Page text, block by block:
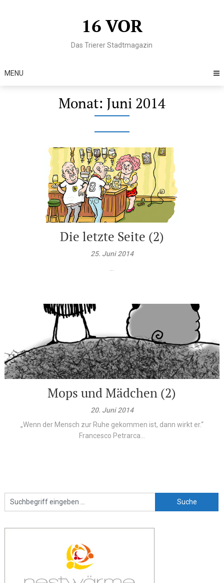
16 VOR
Das Trierer Stadtmagazin
MENU
Monat: Juni 2014
Die letzte Seite (2)
25. Juni 2014
Mops und Mädchen (2)
20. Juni 2014
„Wenn der Mensch zur Ruhe gekommen ist, dann wirkt er.“
Francesco Petrarca...